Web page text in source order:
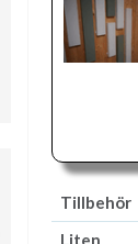
Tillbehör
Liten